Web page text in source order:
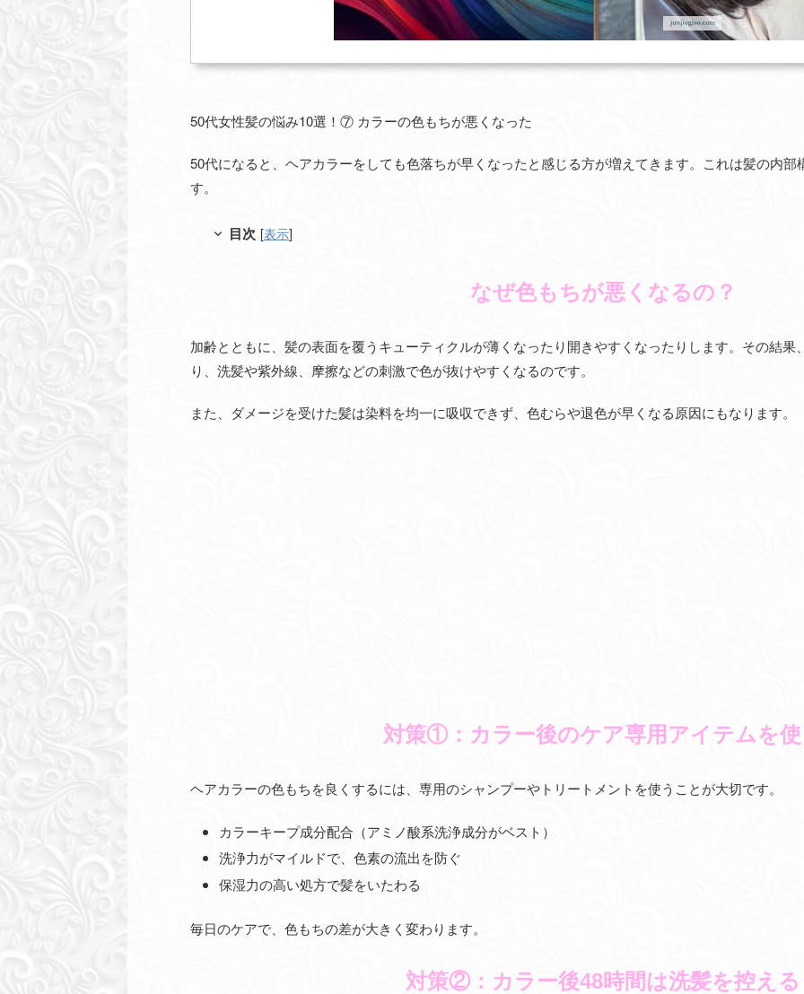
50代女性髪の悩み10選！⑦ カラーの色もちが悪くなった
50代になると、ヘアカラーをしても色落ちが早くなったと感じる方が増えてきます。これは髪の内
す。
目次 [表示]
なぜ色もちが悪くなるの？
加齢とともに、髪の表面を覆うキューティクルが薄くなったり開きやすくなったりします。その結
り、洗髪や紫外線、摩擦などの刺激で色が抜けやすくなるのです。
また、ダメージを受けた髪は染料を均一に吸収できず、色むらや退色が早くなる原因にもなります。
対策①：カラー後のケア専用アイテムを
ヘアカラーの色もちを良くするには、専用のシャンプーやトリートメントを使うことが大切です。
カラーキープ成分配合（アミノ酸系洗浄成分がベスト）
洗浄力がマイルドで、色素の流出を防ぐ
保湿力の高い処方で髪をいたわる
毎日のケアで、色もちの差が大きく変わります。
対策②：カラー後48時間は洗髪を控える